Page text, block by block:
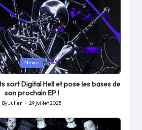
News
sort Digital Hell et pose les bases de
son prochain EP !
Posted
ByJulien 29 juillet 2025